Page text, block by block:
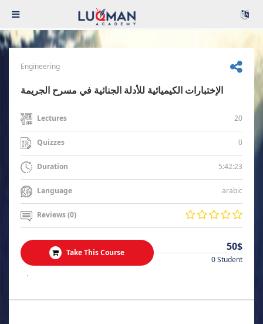
Engineering
الإختبارات الكيميائية للأدلة الجنائية في مسرح الجريمة
Lectures 20
Quizzes 0
Duration 5:42:23
Language arabic
Reviews (0)
Take This Course 50$
0 Student
.